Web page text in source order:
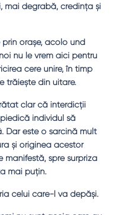
mai degrabă, credinţa şi
oraşe, acolo und
nu le vrem aici pentru
cere unire, în timp
trăieşte din uitare.
clar că interdicţii
individul să
Dar este o sarcină mult
şi originea acestor
manifestă, spre surpriza
mai puţin.
celui care-l va depăşi.